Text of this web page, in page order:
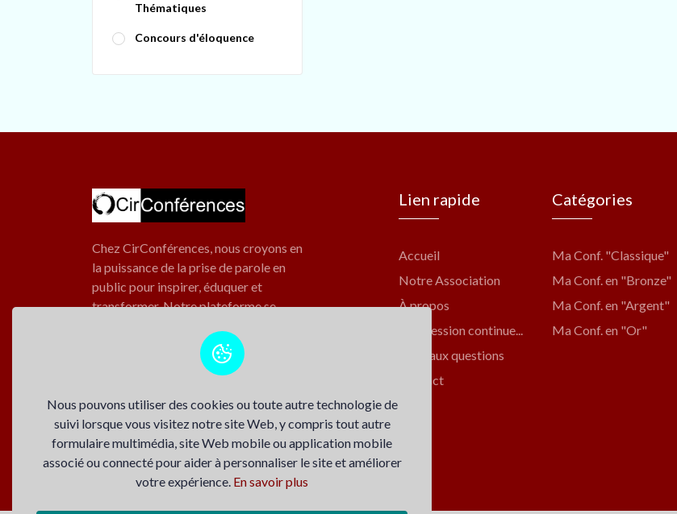
Thématiques
Concours d'éloquence
Chez CirConférences, nous croyons en
la puissance de la prise de parole en
public pour inspirer, éduquer et
transformer. Notre plateforme se
conférences inspirantes et
Suivez-nous
Lien rapide
Accueil
Notre Association
À propos
Progression continue...
Foire aux questions
Contact
Catégories
Ma Conf. "Classique"
Ma Conf. en "Bronze"
Ma Conf. en "Argent"
Ma Conf. en "Or"
Nous pouvons utiliser des cookies ou toute autre technologie de
suivi lorsque vous visitez notre site Web, y compris tout autre
formulaire multimédia, site Web mobile ou application mobile
associé ou connecté pour aider à personnaliser le site et améliorer
votre expérience. En savoir plus